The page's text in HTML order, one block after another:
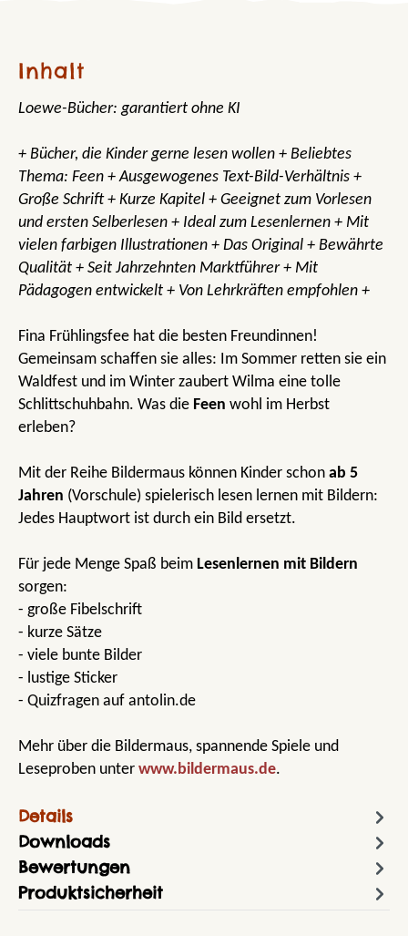
Inhalt
Loewe-Bücher: garantiert ohne KI
+ Bücher, die Kinder gerne lesen wollen + Beliebtes
Thema: Feen + Ausgewogenes Text-Bild-Verhältnis +
Große Schrift + Kurze Kapitel + Geeignet zum Vorlesen
und ersten Selberlesen + Ideal zum Lesenlernen + Mit
vielen farbigen Illustrationen + Das Original + Bewährte
Qualität + Seit Jahrzehnten Marktführer + Mit
Pädagogen entwickelt + Von Lehrkräften empfohlen +
Fina Frühlingsfee hat die besten Freundinnen!
Gemeinsam schaffen sie alles: Im Sommer retten sie ein
Waldfest und im Winter zaubert Wilma eine tolle
Schlittschuhbahn. Was die Feen wohl im Herbst
erleben?
Mit der Reihe Bildermaus können Kinder schon ab 5
Jahren (Vorschule) spielerisch lesen lernen mit Bildern:
Jedes Hauptwort ist durch ein Bild ersetzt.
Für jede Menge Spaß beim Lesenlernen mit Bildern
sorgen:
- große Fibelschrift
- kurze Sätze
- viele bunte Bilder
- lustige Sticker
- Quizfragen auf antolin.de
Mehr über die Bildermaus, spannende Spiele und
Leseproben unter www.bildermaus.de.
Details
Downloads
Bewertungen
Produktsicherheit